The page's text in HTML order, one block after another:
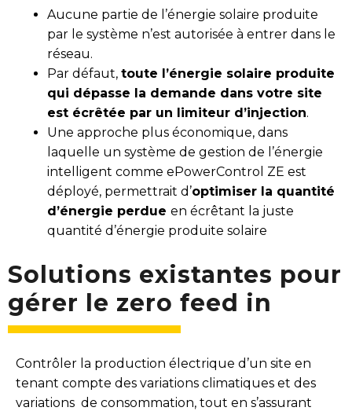
Aucune partie de l’énergie solaire produite
par le système n’est autorisée à entrer dans le
réseau.
Par défaut, toute l’énergie solaire produite
qui dépasse la demande dans votre site
est écrêtée par un limiteur d’injection.
Une approche plus économique, dans
laquelle un système de gestion de l’énergie
intelligent comme ePowerControl ZE est
déployé, permettrait d’optimiser la quantité
d’énergie perdue en écrêtant la juste
quantité d’énergie produite solaire
Solutions existantes pour
gérer le zero feed in
Contrôler la production électrique d’un site en
tenant compte des variations climatiques et des
variations de consommation, tout en s’assurant